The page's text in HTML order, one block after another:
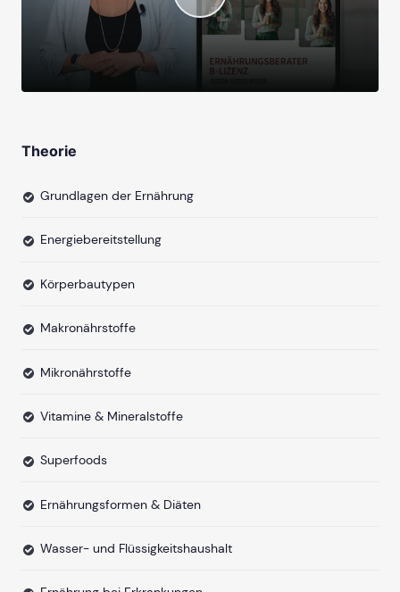
Theorie
Grundlagen der Ernährung
Energiebereitstellung
Körperbautypen
Makronährstoffe
Mikronährstoffe
Vitamine & Mineralstoffe
Superfoods
Ernährungsformen & Diäten
Wasser- und Flüssigkeitshaushalt